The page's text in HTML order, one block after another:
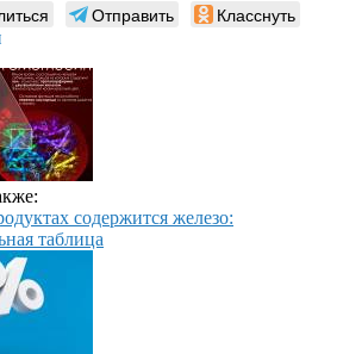
Отправить Класснуть
содержится железо:
таблица